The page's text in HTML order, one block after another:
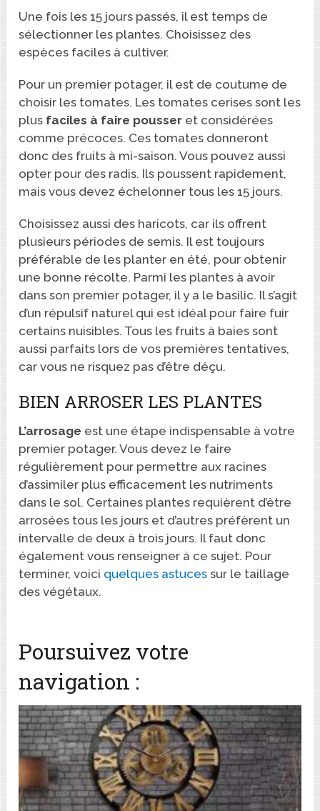
Une fois les 15 jours passés, il est temps de
sélectionner les plantes. Choisissez des
espèces faciles à cultiver.
Pour un premier potager, il est de coutume de
choisir les tomates. Les tomates cerises sont les
plus faciles à faire pousser et considérées
comme précoces. Ces tomates donneront
donc des fruits à mi-saison. Vous pouvez aussi
opter pour des radis. Ils poussent rapidement,
mais vous devez échelonner tous les 15 jours.
Choisissez aussi des haricots, car ils offrent
plusieurs périodes de semis. Il est toujours
préférable de les planter en été, pour obtenir
une bonne récolte. Parmi les plantes à avoir
dans son premier potager, il y a le basilic. Il s’agit
d’un répulsif naturel qui est idéal pour faire fuir
certains nuisibles. Tous les fruits à baies sont
aussi parfaits lors de vos premières tentatives,
car vous ne risquez pas d’être déçu.
BIEN ARROSER LES PLANTES
L’arrosage est une étape indispensable à votre
premier potager. Vous devez le faire
régulièrement pour permettre aux racines
d’assimiler plus efficacement les nutriments
dans le sol. Certaines plantes requièrent d’être
arrosées tous les jours et d’autres préfèrent un
intervalle de deux à trois jours. Il faut donc
également vous renseigner à ce sujet. Pour
terminer, voici quelques astuces sur le taillage
des végétaux.
Poursuivez votre
navigation :